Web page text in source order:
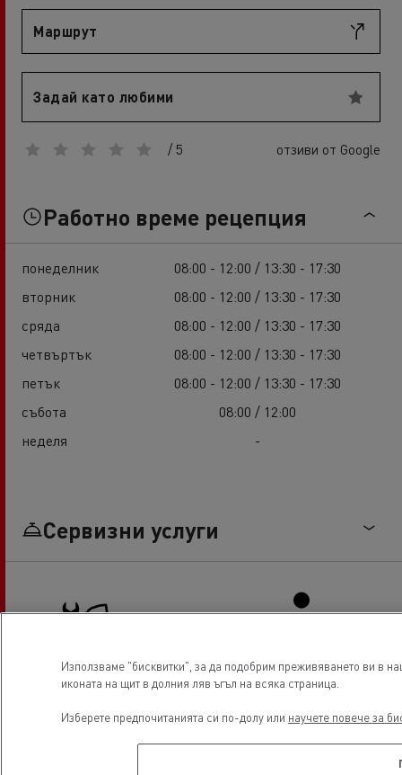
Маршрут
Задай като любими
/ 5 отзиви от Google
Работно време рецепция
понеделник
08:00 - 12:00 / 13:30 - 17:30
вторник
08:00 - 12:00 / 13:30 - 17:30
сряда
08:00 - 12:00 / 13:30 - 17:30
четвъртък
08:00 - 12:00 / 13:30 - 17:30
петък
08:00 - 12:00 / 13:30 - 17:30
събота
08:00 / 12:00
неделя
-
Сервизни услуги
Използваме "бисквитки", за да подобрим преживяването ви в
иконата на щит в долния ляв ъгъл на всяка страница.
Изберете предпочитанията си по-долу или научете повече за